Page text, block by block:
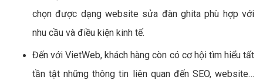
chọn được dạng website sửa đàn ghita phù hợp với
nhu cầu và điều kiện kinh tế.
Đến với VietWeb, khách hàng còn có cơ hội tìm hiểu tất
tần tật những thông tin liên quan đến SEO, website…